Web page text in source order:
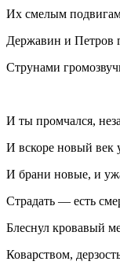
Их смелым
Державин и Петров
Струнами
И ты промчался,
И вскоре новый век
И брани новые, и
Страдать — есть
Блеснул кровавый
Коварством,